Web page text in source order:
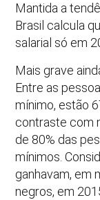
Mantida a
Brasil calcula
salarial só em
Mais grave
Entre as
mínimo, estão
contraste com
de 80% das
mínimos.
ganhavam, em
negros, em